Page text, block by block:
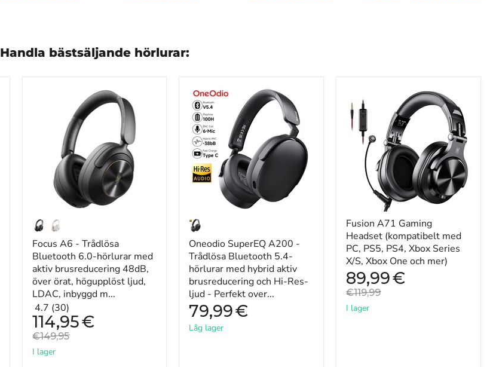
Handla bästsäljande hörlurar:
Trådlösa
Bluetooth
hörlurar
brusreducering
örat,
högupplöst
ljud,
LDAC,
inbyggd
mikrofon,
appstyrning
-
Perfekta
för
pendling,
arbete,
resor
och
Focus A6 - Trådlösa
Bluetooth 6.0-hörlurar med
aktiv brusreducering 48dB,
över örat, högupplöst ljud,
LDAC, inbyggd m...
4.7 (30)
Nuvarande
pris
114,95€
Originalpris
€149,95
I lager
Oneodio
SuperEQ
A200
-
Trådlösa
Bluetooth
5.4-
hörlurar
med
brusreducering
och
Hi-
Res-
ljud
-
Perfekt
over-
ear
headset
med
6-
Oneodio SuperEQ A200 -
Trådlösa Bluetooth 5.4-
hörlurar med hybrid aktiv
brusreducering och Hi-Res-
ljud - Perfekt over...
79,99€
Låg lager
A71
Gaming
Headset
(kompatibelt
med
PS5,
PS4,
Xbox
One
och
mer)
Fusion A71 Gaming
Headset (kompatibelt med
PC, PS5, PS4, Xbox Series
X/S, Xbox One och mer)
Nuvarande
pris
89,99€
Originalpris
€119,99
I lager